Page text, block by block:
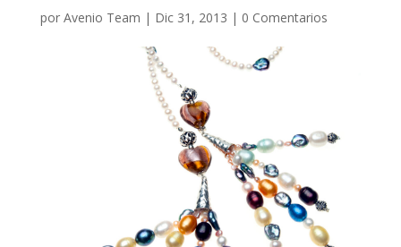
por Avenio Team | Dic 31, 2013 | 0 Comentarios